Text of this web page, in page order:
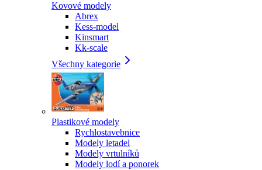
Kovové modely
Abrex
Kess-model
Kinsmart
Kk-scale
Všechny kategorie
Plastikové modely
Rychlostavebnice
Modely letadel
Modely vrtulníků
Modely lodí a ponorek